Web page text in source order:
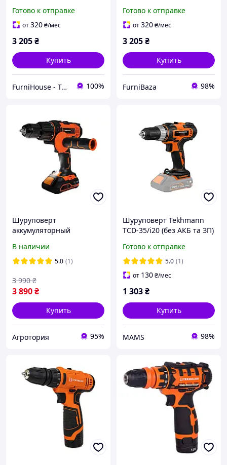
инструментов с
подсветкой TEKHMANN
Готово к отправке
от320₴/мес
3 205₴
Купить
FurniHouse - Товары для дома и сада 100%
KIT с набором для
сверления, монтажа и
Готово к отправке
от320₴/мес
3 205₴
Купить
FurniBaza 98%
Шуруповерт
аккумуляторный
(функция удара, 60 Нм, +
АКБ 2 А/ч, + кейс)
В наличии
5.0 (1)
3 890₴
3 990 ₴
Купить
Агротория 95%
Шуруповерт Tekhmann
TCD-35/i20 (без АКБ та ЗП)
Готово к отправке
5.0 (1)
от 130₴/мес
1 303₴
Купить
MAMS 98%